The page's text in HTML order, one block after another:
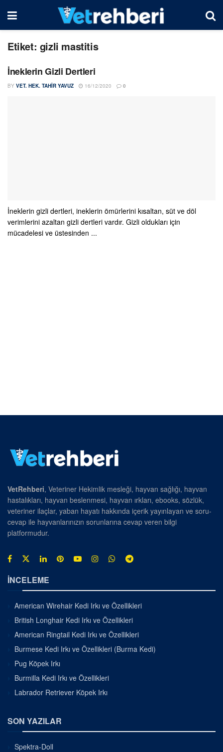
Etiket: gizli mastitis
İneklerin Gizli Dertleri
BY VET. HEK. TAHIR YAVUZ 16/12/2020 0
İneklerin gizli dertleri, ineklerin ömürlerini kısaltan, süt ve döl
verimlerini azaltan gizli dertleri vardır. Gizli oldukları için
mücadelesi ve üstesinden ...
VetRehberi, Veteriner Hekimlik mesleği, hayvan sağlığı, hayvan
hastalıkları, hayvan beslenmesi, hayvan ırkları, ebooks, sözlük,
veteriner ilaçlar, yaban hayatı hakkında içerik yayınlayan ve soru-
cevap ile hayvanlarınızın sorunlarına cevap veren bilgi
platformudur.
İNCELEME
American Wirehair Kedi Irkı ve Özellikleri
British Longhair Kedi Irkı ve Özellikleri
American Ringtail Kedi Irkı ve Özellikleri
Burmese Kedi Irkı ve Özellikleri (Burma Kedi)
Pug Köpek Irkı
Burmilla Kedi Irkı ve Özellikleri
Labrador Retriever Köpek Irkı
SON YAZILAR
Spektra-Doll